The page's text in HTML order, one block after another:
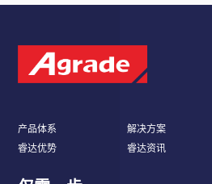
产品体系 解决方案
睿达优势
睿达资讯